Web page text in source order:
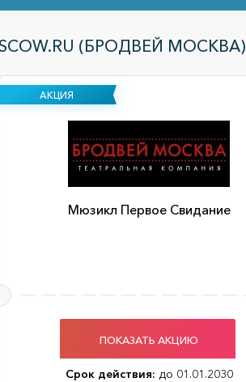
(БРОДВЕЙ МОСКВА)
АКЦИЯ
Мюзикл Первое Свидание
ПОКАЗАТЬ АКЦИЮ
Срок действия: до 01.01.2030